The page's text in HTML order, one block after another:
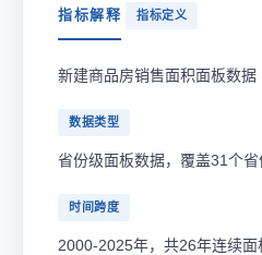
指标解释 指标定义
新建商品房销售面积面板数据
数据类型
省份级面板数据，覆盖31个省
时间跨度
2000-2025年，共26年连续面